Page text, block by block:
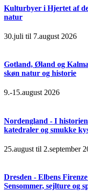
Kulturbyer i Hjertet af
natur
30.juli til 7.august 2026
Gotland, Øland og
skøn natur og historie
9.-15.august 2026
Nordengland - I
katedraler og smukke
25.august til 2.september
Dresden - Elbens
Sensommer, sejlture og